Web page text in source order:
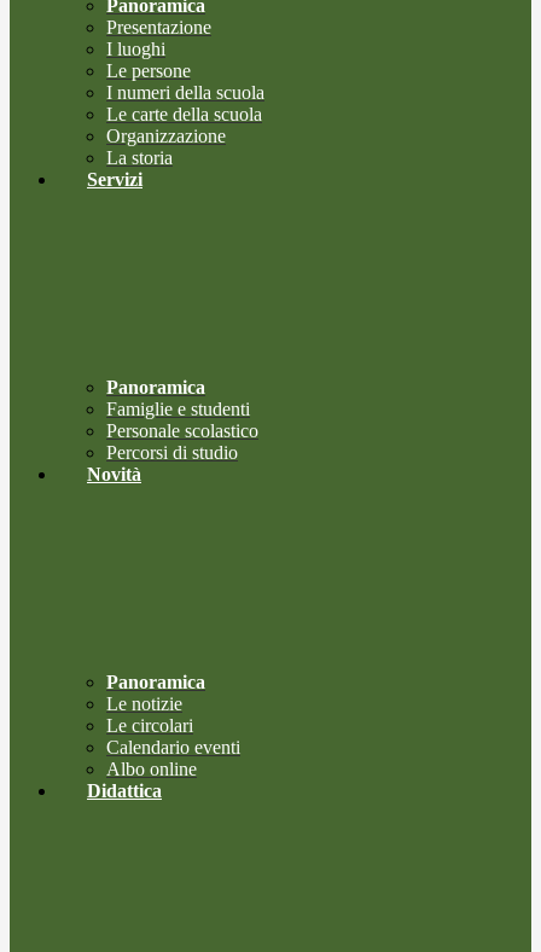
Panoramica
Presentazione
I luoghi
Le persone
I numeri della scuola
Le carte della scuola
Organizzazione
La storia
Servizi
Panoramica
Famiglie e studenti
Personale scolastico
Percorsi di studio
Novità
Panoramica
Le notizie
Le circolari
Calendario eventi
Albo online
Didattica